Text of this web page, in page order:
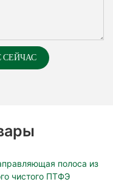
СЕЙЧАС